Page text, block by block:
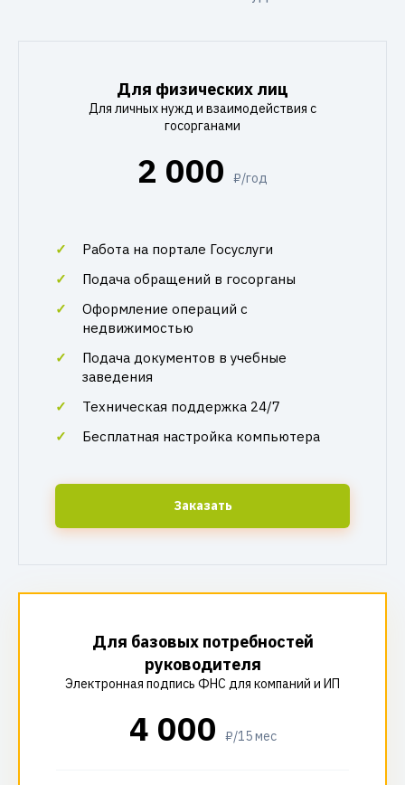
Для физических лиц
Для личных нужд и взаимодействия с
госорганами
2 000 ₽/год
Работа на портале Госуслуги
Подача обращений в госорганы
Оформление операций с
недвижимостью
Подача документов в учебные
заведения
Техническая поддержка 24/7
Бесплатная настройка компьютера
Заказать
Для базовых потребностей
руководителя
Электронная подпись ФНС для компаний и ИП
4 000 ₽/15 мес